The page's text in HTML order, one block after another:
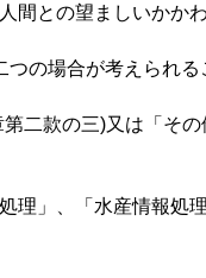
との望ましいかか
の場合が考えられる
款の三)又は「そ
」、「水産情報処